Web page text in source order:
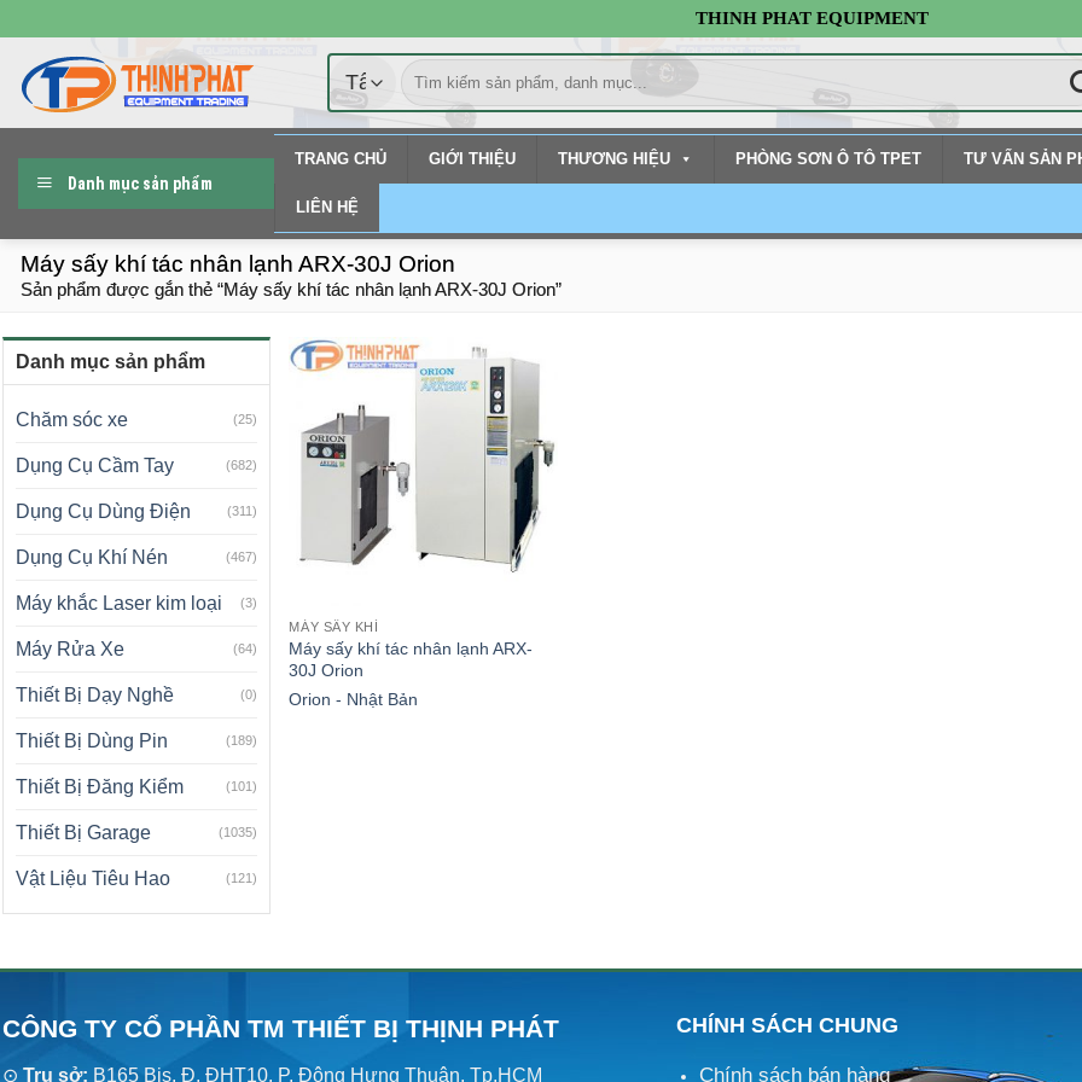
đến
nội
dung
THINH PHAT EQUIPMENT
Tìm
kiếm:
Danh mục sản phẩm
TRANG CHỦ GIỚI THIỆU THƯƠNG HIỆU PHÒNG SƠN Ô TÔ TPET TƯ VẤN SẢN
LIÊN HỆ
Máy sấy khí tác nhân lạnh ARX-30J Orion
Sản phẩm được gắn thẻ “Máy sấy khí tác nhân lạnh ARX-30J Orion”
Danh mục sản phẩm
Chăm sóc xe (25)
Dụng Cụ Cầm Tay (682)
Dụng Cụ Dùng Điện (311)
Dụng Cụ Khí Nén (467)
Máy khắc Laser kim loại (3)
Máy Rửa Xe (64)
Thiết Bị Dạy Nghề (0)
Thiết Bị Dùng Pin (189)
Thiết Bị Đăng Kiểm (101)
Thiết Bị Garage (1035)
Vật Liệu Tiêu Hao (121)
MÁY SẤY KHÍ
Máy sấy khí tác nhân lạnh ARX-
30J Orion
Orion - Nhật Bản
CÔNG TY CỔ PHẦN TM THIẾT BỊ THỊNH PHÁT
⊙ Trụ sở: B165 Bis, Đ. ĐHT10, P. Đông Hưng Thuận, Tp.HCM
CHÍNH SÁCH CHUNG
Chính sách bán hàng